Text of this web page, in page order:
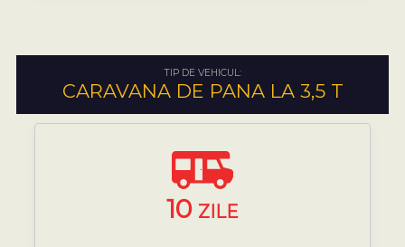
TIP DE VEHICUL:
CARAVANA DE PANA LA 3,5 T
10 ZILE